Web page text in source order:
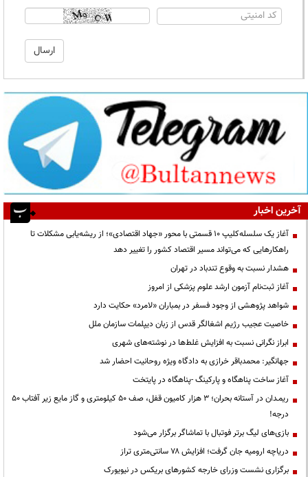
آخرین اخبار
آغاز یک سلسله‌کلیپ ۱۰ قسمتی با محور «جهاد اقتصادی»؛ از ریشه‌یابی مشکلات تا
راهکارهایی که می‌تواند مسیر اقتصاد کشور را تغییر دهد
هشدار نسبت به وقوع تندباد در تهران
آغاز ثبت‌نام آزمون ارشد علوم پزشکی از امروز
شواهد پژوهشی از وجود فسفر در بمباران «لامرد» حکایت دارد
خاصیت عجیب رژیم اشغالگر قدس از زبان دیپلمات سازمان ملل
ابراز نگرانی نسبت به افزایش غلط‌ها در نوشته‌های شهری
جهانگیر: محمدباقر خرازی به دادگاه ویژه روحانیت احضار شد
آغاز ساخت پناهگاه و پارکینگ -پناهگاه در پایتخت
ریمـدان در آستانه بحران؛ ۳ هزار کامیون قفل، صف ۵۰ کیلومتری و گاز مایع زیر آفتاب ۵۰
درجه!
بازی‌های لیگ برتر فوتبال با تماشاگر برگزار می‌شود
دریاچه ارومیه جان گرفت؛ افزایش ۷۸ سانتی‌متری تراز
برگزاری نشست وزرای خارجه کشورهای بریکس در نیویورک